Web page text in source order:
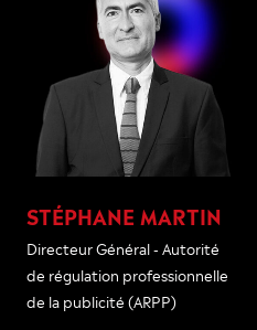
STÉPHANE MARTIN
Directeur Général - Autorité
de régulation professionnelle
de la publicité (ARPP)